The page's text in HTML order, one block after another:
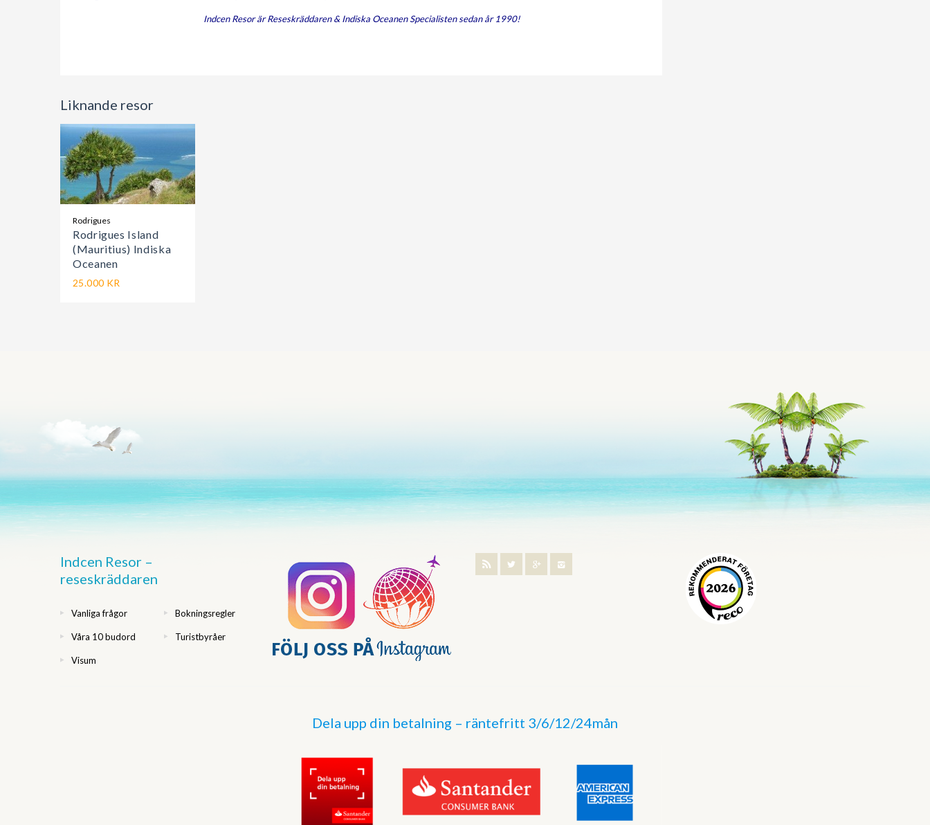
Indcen Resor är Reseskräddaren & Indiska Oceanen Specialisten sedan år 1990!
Liknande resor
Rodrigues
Rodrigues Island
(Mauritius) Indiska
Oceanen
25.000 KR
Indcen Resor –
reseskräddaren
Vanliga frågor Bokningsregler
Våra 10 budord Turistbyråer
Visum
Dela upp din betalning – räntefritt 3/6/12/24mån